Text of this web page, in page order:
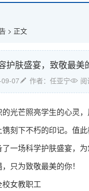
> 正文
护肤盛宴，致敬最美
07 作者：任亚宁 阅
光芒照亮学生的心灵
刻下不朽的印记。值
一场科学护肤盛宴，
只为致敬最美的你！
女教职工